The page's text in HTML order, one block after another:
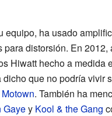
equipo, ha usado
para distorsión. En 2012,
Hiwatt hecho a medida
dicho que no podría vivir
Motown. También ha
Gayey Kool & the Gang